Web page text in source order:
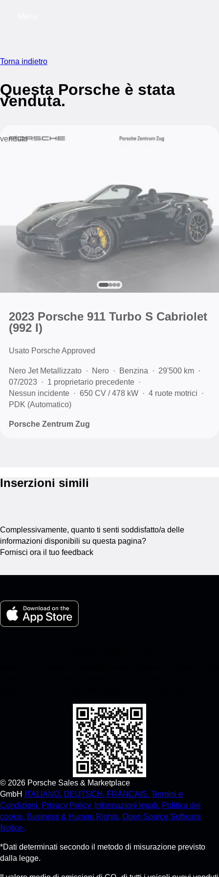
Torna indietro
Questa Porsche è stata
venduta.
venduto
2023 Porsche 911 Turbo S Cabriolet
(992 I)
Usato Porsche Approved
Nero Jet Metallizzato Nero Benzina
29'500 km
07/2023
1 proprietario precedente
Nessun incidente
650 CV / 478 kW
4 ruote motrici
PDK (Automatico)
Porsche Zentrum Zug
Inserzioni simili
Complessivamente, quanto ti senti soddisfatto/a delle
informazioni disponibili su questa pagina?
Fornisci ora il tuo feedback
© 2026 Porsche Sales & Marketplace
GmbH
ITALIANO. DEUTSCH. FRANCAIS. Termini e
Condizioni. Privacy Policy. Informazioni legali. Politica dei
cookie. Business & Human Rights. Open Source Software
Notice.
*Dati determinati secondo il metodo di misurazione previsto
dalla legge.